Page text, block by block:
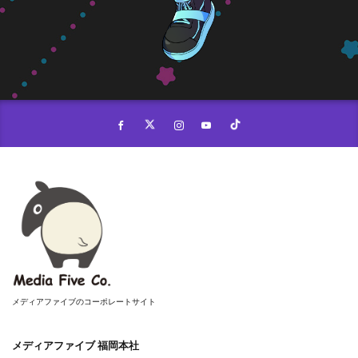
メディアファイブのコーポレートサイト
メディアファイブ 福岡本社